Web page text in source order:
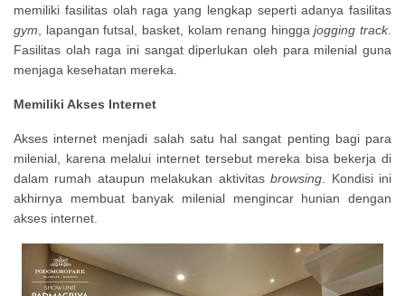
memiliki fasilitas olah raga yang lengkap seperti adanya fasilitas
gym , lapangan futsal, basket, kolam renang hinggajogging track.
Fasilitas olah raga ini sangat diperlukan oleh para milenial guna
menjaga kesehatan mereka.
Memiliki Akses Internet
Akses internet menjadi salah satu hal sangat penting bagi para
milenial, karena melalui internet tersebut mereka bisa bekerja di
dalam rumah ataupun melakukan aktivitasbrowsing . Kondisi ini
akhirnya membuat banyak milenial mengincar hunian dengan
akses internet.